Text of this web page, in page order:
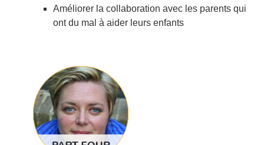
Améliorer la collaboration avec les parents qui
ont du mal à aider leurs enfants